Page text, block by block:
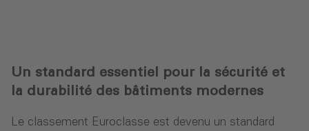
Un standard essentiel pour la sécurité et
la durabilité des bâtiments modernes
Le classement Euroclasse est devenu un standard